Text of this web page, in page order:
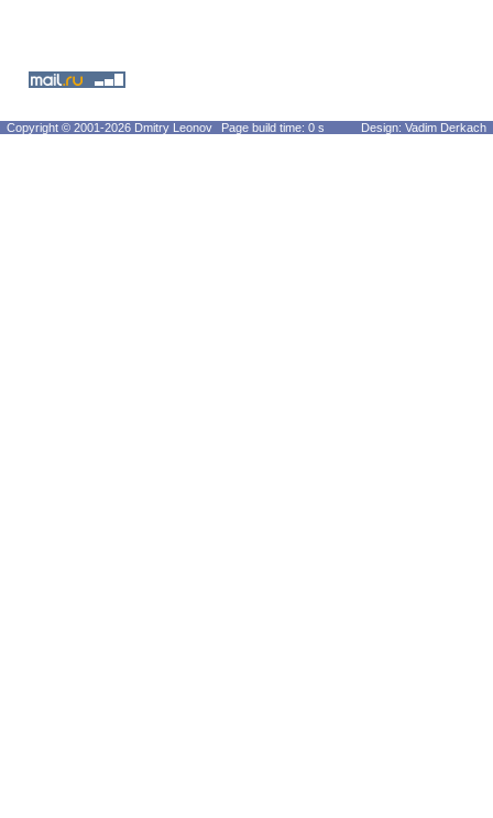
Copyright © 2001-2026 Dmitry Leonov Page build time: 0 s Design: Vadim Derkach